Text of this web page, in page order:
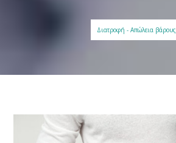
Διατροφή - Απώλεια βάρους